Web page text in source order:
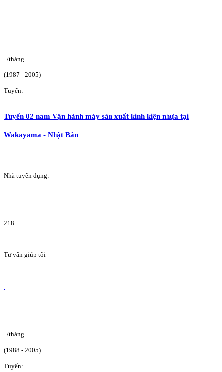
/tháng
(1987 - 2005)
Tuyển:
Tuyển 02 nam Vận hành máy sản xuất kinh kiện nhựa tại
Wakayama - Nhật Bản
Nhà tuyển dụng:
218
Tư vấn giúp tôi
/tháng
(1988 - 2005)
Tuyển: